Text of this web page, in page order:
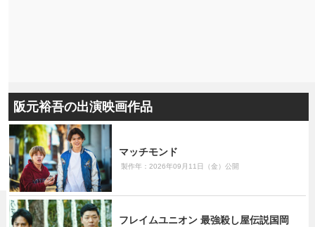
阪元裕吾の出演映画作品
マッチモンド
製作年：2026年09月11日（金）公開
フレイムユニオン 最強殺し屋伝説国岡